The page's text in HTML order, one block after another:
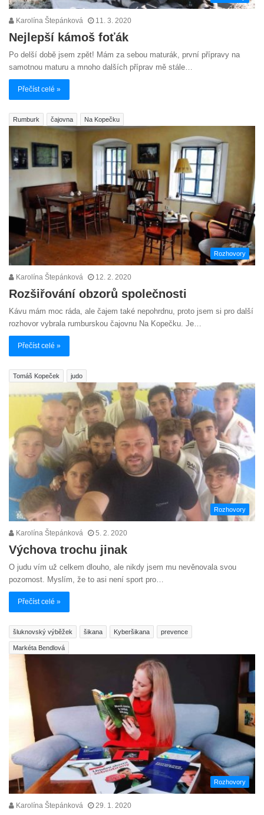
Karolína Štepánková 11. 3. 2020
Nejlepší kámoš foťák
Po delší době jsem zpět! Mám za sebou maturák, první přípravy na
samotnou maturu a mnoho dalších příprav mě stále…
Přečíst celé »
Rumburk čajovna Na Kopečku
Rozhovory
Karolína Štepánková 12. 2. 2020
Rozšiřování obzorů společnosti
Kávu mám moc ráda, ale čajem také nepohrdnu, proto jsem si pro další
rozhovor vybrala rumburskou čajovnu Na Kopečku. Je…
Přečíst celé »
Tomáš Kopeček judo
Rozhovory
Karolína Štepánková 5. 2. 2020
Výchova trochu jinak
O judu vím už celkem dlouho, ale nikdy jsem mu nevěnovala svou
pozornost. Myslím, že to asi není sport pro…
Přečíst celé »
šluknovský výběžek šikana Kyberšikana prevence
Markéta Bendlová
Rozhovory
Karolína Štepánková 29. 1. 2020